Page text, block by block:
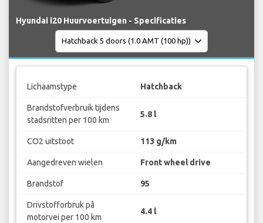
Hyundai i20 Huurvoertuigen - Specificaties
Lichaamstype Hatchback
Brandstofverbruik tijdens
stadsritten per 100 km
5.8 l
CO2 uitstoot 113 g/km
Aangedreven wielen Front wheel drive
Brandstof 95
Drivstofforbruk på
motorvei per 100 km
4.4 l